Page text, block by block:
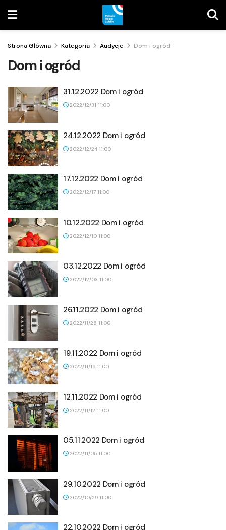
Strona Główna Kategoria Audycje Dom i ogród
Dom i ogród
31.12.2022 Dom i ogród
2022/12/31 11:00
24.12.2022 Dom i ogród
2022/12/24 11:00
17.12.2022 Dom i ogród
2022/12/17 11:00
10.12.2022 Dom i ogród
2022/12/10 11:00
03.12.2022 Dom i ogród
2022/12/03 11:00
26.11.2022 Dom i ogród
2022/11/26 11:00
19.11.2022 Dom i ogród
2022/11/19 11:00
12.11.2022 Dom i ogród
2022/11/12 11:00
05.11.2022 Dom i ogród
2022/11/05 11:00
29.10.2022 Dom i ogród
2022/10/29 11:00
22.10.2022 Dom i ogród